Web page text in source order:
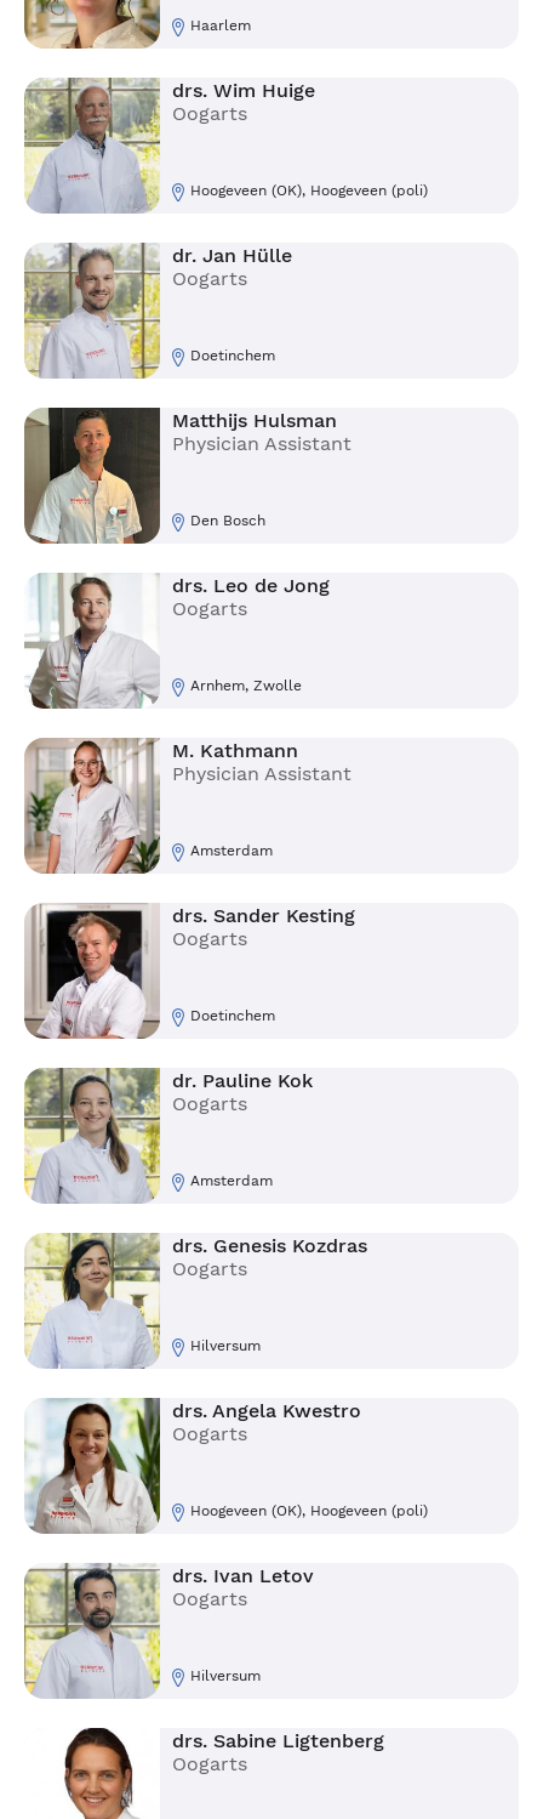
Haarlem
drs. Wim Huige
Oogarts
Hoogeveen (OK), Hoogeveen (poli)
dr. Jan Hülle
Oogarts
Doetinchem
Matthijs Hulsman
Physician Assistant
Den Bosch
drs. Leo de Jong
Oogarts
Arnhem, Zwolle
M. Kathmann
Physician Assistant
Amsterdam
drs. Sander Kesting
Oogarts
Doetinchem
dr. Pauline Kok
Oogarts
Amsterdam
drs. Genesis Kozdras
Oogarts
Hilversum
drs. Angela Kwestro
Oogarts
Hoogeveen (OK), Hoogeveen (poli)
drs. Ivan Letov
Oogarts
Hilversum
drs. Sabine Ligtenberg
Oogarts